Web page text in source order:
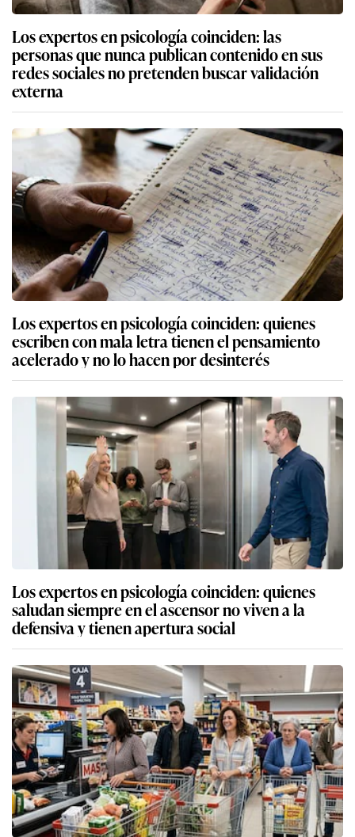
Los expertos en psicología coinciden: las
personas que nunca publican contenido en sus
redes sociales no pretenden buscar validación
externa
Los expertos en psicología coinciden: quienes
escriben con mala letra tienen el pensamiento
acelerado y no lo hacen por desinterés
Los expertos en psicología coinciden: quienes
saludan siempre en el ascensor no viven a la
defensiva y tienen apertura social